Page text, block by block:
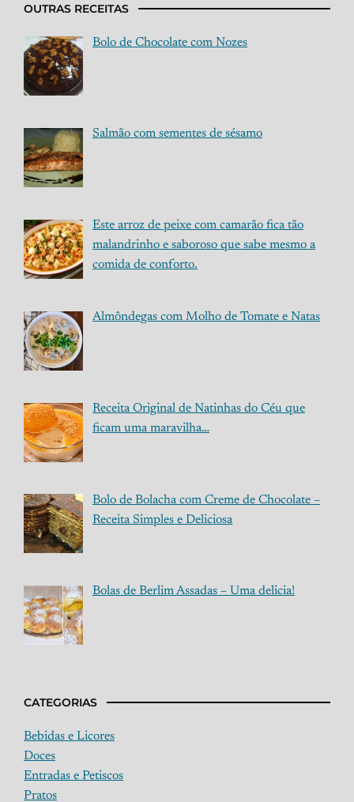
OUTRAS RECEITAS
Bolo de Chocolate com Nozes
Salmão com sementes de sésamo
Este arroz de peixe com camarão fica tão
malandrinho e saboroso que sabe mesmo a
comida de conforto.
Almôndegas com Molho de Tomate e Natas
Receita Original de Natinhas do Céu que
ficam uma maravilha…
Bolo de Bolacha com Creme de Chocolate –
Receita Simples e Deliciosa
Bolas de Berlim Assadas – Uma delicia!
CATEGORIAS
Bebidas e Licores
Doces
Entradas e Petiscos
Pratos